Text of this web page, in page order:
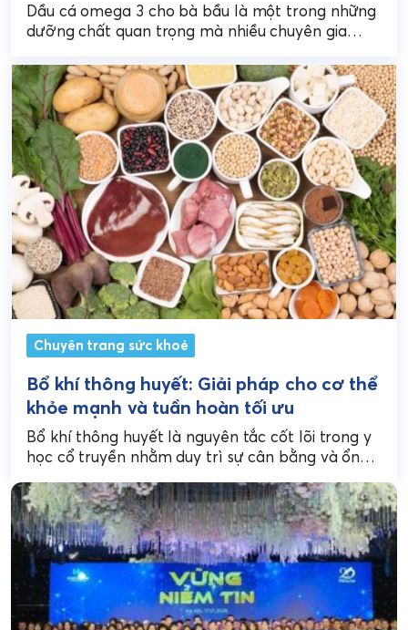
Dầu cá omega 3 cho bà bầu là một trong những
dưỡng chất quan trọng mà nhiều chuyên gia
Chuyên trang sức khoẻ
Bổ khí thông huyết: Giải pháp cho cơ thể
khỏe mạnh và tuần hoàn tối ưu
Bổ khí thông huyết là nguyên tắc cốt lõi trong y
học cổ truyền nhằm duy trì sự cân bằng và ổn